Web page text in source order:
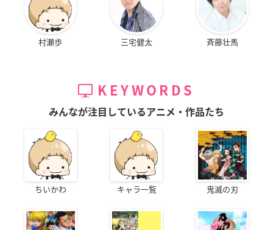
村瀬歩 三宅健太 斉藤壮馬
KEYWORDS
みんなが注目しているアニメ・作品たち
ちいかわ キャラ一覧 鬼滅の刃